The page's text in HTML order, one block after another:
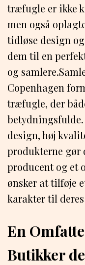
træfugle er ikke
men også
tidløse design
dem til en
og
Copenhagen
træfugle, der
design, høj
produkterne gør
producent og et
ønsker at tilføje
karakter til
En
Butikker